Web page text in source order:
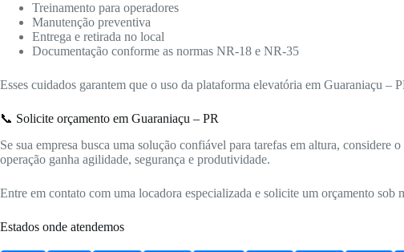
Treinamento para operadores
Manutenção preventiva
Entrega e retirada no local
Documentação conforme as normas NR-18 e NR-35
Esses cuidados garantem que o uso da plataforma elevatória em Guaraniaçu –
📞 Solicite orçamento em Guaraniaçu – PR
Se sua empresa busca uma solução confiável para tarefas em altura,
operação ganha agilidade, segurança e produtividade.
Entre em contato com uma locadora especializada e solicite um orçamento sob
Estados onde atendemos